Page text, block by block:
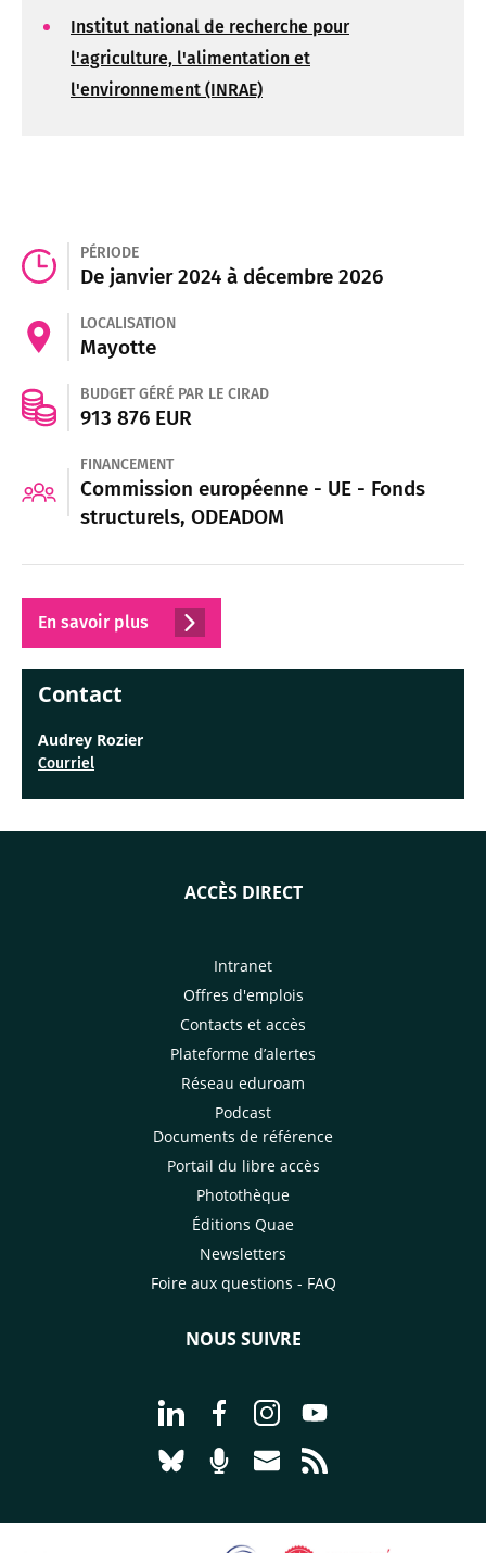
PÉRIODE
De janvier 2024 à décembre 2026
LOCALISATION
Mayotte
BUDGET GÉRÉ PAR LE CIRAD
913 876 EUR
FINANCEMENT
Commission européenne - UE - Fonds
structurels, ODEADOM
En savoir plus
Contact
Audrey Rozier
Courriel
Institut national de recherche pour
l'agriculture, l'alimentation et
l'environnement (INRAE)
ACCÈS DIRECT
Intranet
Offres d'emplois
Contacts et accès
Plateforme d’alertes
Réseau eduroam
Podcast
Documents de référence
Portail du libre accès
Photothèque
Éditions Quae
Newsletters
Foire aux questions - FAQ
NOUS SUIVRE
Aller à la page Nous suivre sur
Aller à la page Nous suivre sur
Aller à la page Nous
Aller à la page
Aller à la page Nous suivre sur
Aller à la page Nourrir le
Aller à la page Nous